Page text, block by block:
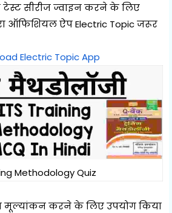
टेस्ट सीरीज ज्वाइन करने के लिए
ऑफिशियल ऐप Electric Topic जरूर
Electric Topic App
Methodology Quiz
मूल्यांकन करने के लिए उपयोग किया